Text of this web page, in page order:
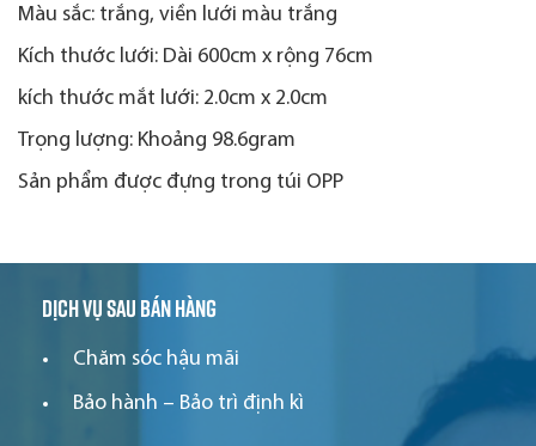
Màu sắc: trắng, viền lưới màu trắng
Kích thước lưới: Dài 600cm x rộng 76cm
kích thước mắt lưới: 2.0cm x 2.0cm
Trọng lượng: Khoảng 98.6gram
Sản phẩm được đựng trong túi OPP
Dịch vụ sau bán hàng
Chăm sóc hậu mãi
Bảo hành – Bảo trì định kì